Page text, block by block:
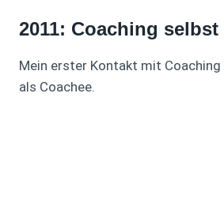
2011: Coaching
Mein erster Kontakt mit Coaching
als Coachee.